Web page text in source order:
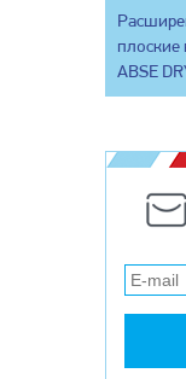
плоские
ABSE